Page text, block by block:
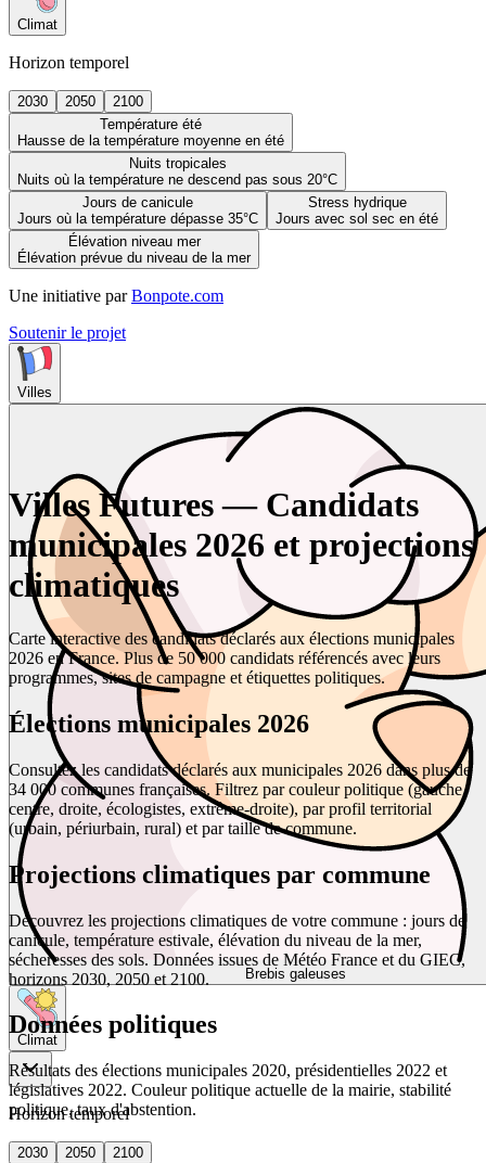
Climat
Horizon temporel
2030 2050
2100
Température été
Hausse de la température moyenne en été
Nuits tropicales
Nuits où la température ne descend pas sous 20°C
Jours de canicule
Jours où la température dépasse 35°C
Stress hydrique
Jours avec sol sec en été
Élévation niveau mer
Élévation prévue du niveau de la mer
Une initiative par Bonpote.com
Soutenir le projet
Villes
Brebis galeuses
Climat
Horizon temporel
2030 2050
2100
Villes Futures — Candidats
municipales 2026 et projections
climatiques
Carte interactive des candidats déclarés aux élections municipales
2026 en France. Plus de 50 000 candidats référencés avec leurs
programmes, sites de campagne et étiquettes politiques.
Élections municipales 2026
Consultez les candidats déclarés aux municipales 2026 dans plus de
34 000 communes françaises. Filtrez par couleur politique (gauche,
centre, droite, écologistes, extrême-droite), par profil territorial
(urbain, périurbain, rural) et par taille de commune.
Projections climatiques par commune
Découvrez les projections climatiques de votre commune : jours de
canicule, température estivale, élévation du niveau de la mer,
sécheresses des sols. Données issues de Météo France et du GIEC,
horizons 2030, 2050 et 2100.
Données politiques
Résultats des élections municipales 2020, présidentielles 2022 et
législatives 2022. Couleur politique actuelle de la mairie, stabilité
politique, taux d'abstention.